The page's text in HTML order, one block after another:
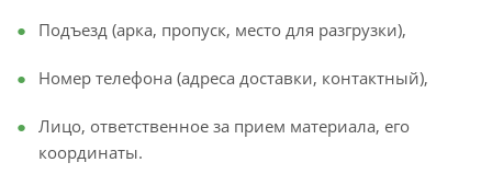
Подъезд (арка, пропуск, место для разгрузки),
Номер телефона (адреса доставки, контактный),
Лицо, ответственное за прием материала, его
координаты.